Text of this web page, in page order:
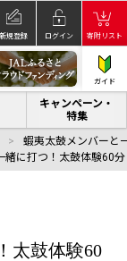
新規登録 ログイン 寄附リスト
ガイド
キャンペーン・
特集
蝦夷太鼓メンバーと
緒に打つ！太鼓体験60
太鼓体験60